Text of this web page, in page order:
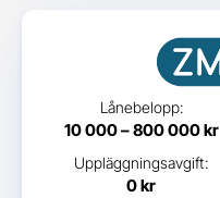
Lånebelopp:
10 000 – 800 000 kr
Uppläggningsavgift:
0 kr